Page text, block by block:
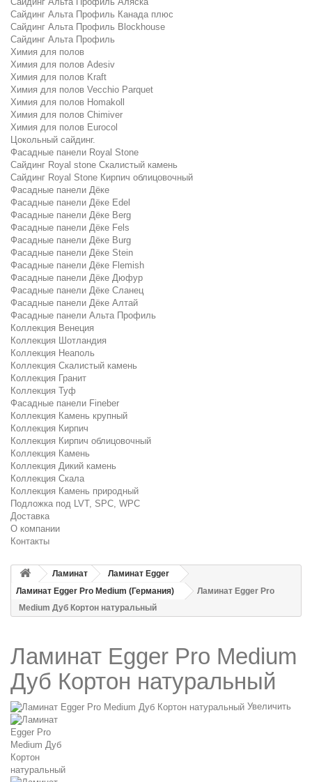
Сайдинг Альта Профиль Канада плюс
Сайдинг Альта Профиль Blockhouse
Сайдинг Альта Профиль
Химия для полов
Химия для полов Adesiv
Химия для полов Kraft
Химия для полов Vecchio Parquet
Химия для полов Homakoll
Химия для полов Chimiver
Химия для полов Eurocol
Цокольный сайдинг.
Фасадные панели Royal Stone
Сайдинг Royal stone Скалистый камень
Сайдинг Royal Stone Кирпич облицовочный
Фасадные панели Дёке
Фасадные панели Дёке Edel
Фасадные панели Дёке Berg
Фасадные панели Дёке Fels
Фасадные панели Дёке Burg
Фасадные панели Дёке Stein
Фасадные панели Дёке Flemish
Фасадные панели Дёке Дюфур
Фасадные панели Дёке Сланец
Фасадные панели Дёке Алтай
Фасадные панели Альта Профиль
Коллекция Венеция
Коллекция Шотландия
Коллекция Неаполь
Коллекция Скалистый камень
Коллекция Гранит
Коллекция Туф
Фасадные панели Fineber
Коллекция Камень крупный
Коллекция Кирпич
Коллекция Кирпич облицовочный
Коллекция Камень
Коллекция Дикий камень
Коллекция Скала
Коллекция Камень природный
Подложка под LVT, SPC, WPC
Доставка
О компании
Контакты
Ламинат
Ламинат Egger
Ламинат Egger Pro Medium (Германия)
Ламинат Egger Pro
Medium Дуб Кортон натуральный
Ламинат Egger Pro Medium
Дуб Кортон натуральный
Увеличить